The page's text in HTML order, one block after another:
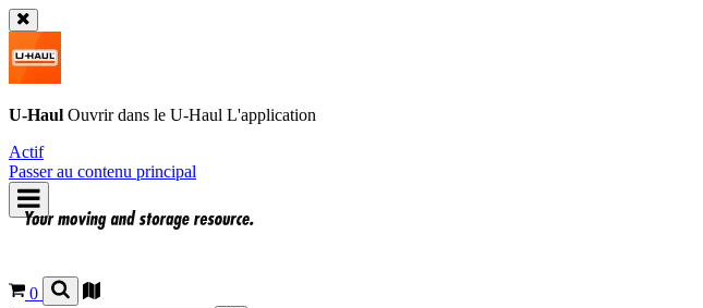
U-Haul Ouvrir dans le U-Haul L'application
Actif
Passer au contenu principal
0